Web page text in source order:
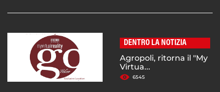
DENTRO LA NOTIZIA
Agropoli, ritorna il "My
Virtua...
6545